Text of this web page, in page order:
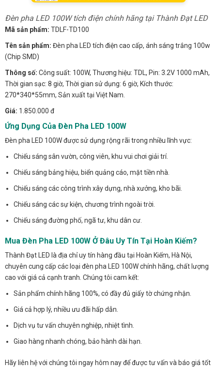
Đèn pha LED 100W tích điện chính hãng tại Thành Đạt LED
Mã sản phẩm: TDLF-TD100
Tên sản phẩm: Đèn pha LED tích điện cao cấp, ánh sáng trắng 100w
(Chip SMD)
Thông số: Công suất: 100W, Thương hiệu: TDL, Pin: 3.2V 1000 mAh,
Thời gian sạc: 8 giờ, Thời gian sử dụng: 6 giờ, Kích thước:
270*340*55mm, Sản xuất tại Việt Nam.
Giá: 1.850.000 đ
Ứng Dụng Của Đèn Pha LED 100W
Đèn pha LED 100W được sử dụng rộng rãi trong nhiều lĩnh vực:
Chiếu sáng sân vườn, công viên, khu vui chơi giải trí.
Chiếu sáng bảng hiệu, biển quảng cáo, mặt tiền nhà.
Chiếu sáng các công trình xây dựng, nhà xưởng, kho bãi.
Chiếu sáng các sự kiện, chương trình ngoài trời.
Chiếu sáng đường phố, ngã tư, khu dân cư.
Mua Đèn Pha LED 100W Ở Đâu Uy Tín Tại Hoàn Kiếm?
Thành Đạt LED là địa chỉ uy tín hàng đầu tại Hoàn Kiếm, Hà Nội,
chuyên cung cấp các loại đèn pha LED 100W chính hãng, chất lượng
cao với giá cả cạnh tranh. Chúng tôi cam kết:
Sản phẩm chính hãng 100%, có đầy đủ giấy tờ chứng nhận.
Giá cả hợp lý, nhiều ưu đãi hấp dẫn.
Dịch vụ tư vấn chuyên nghiệp, nhiệt tình.
Giao hàng nhanh chóng, bảo hành dài hạn.
Hãy liên hệ với chúng tôi ngay hôm nay để được tư vấn và báo giá tốt